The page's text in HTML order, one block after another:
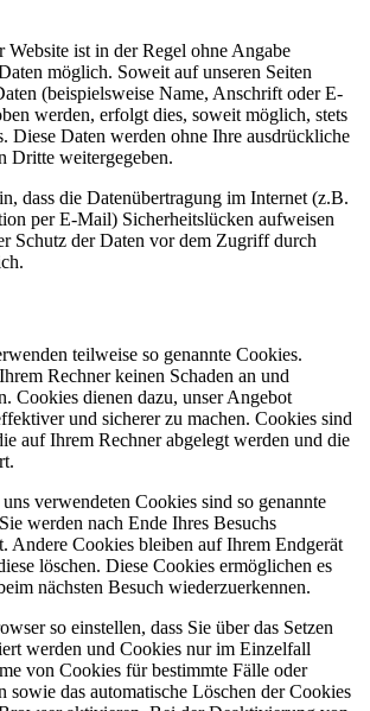
Website ist in der Regel ohne Angabe
möglich. Soweit auf unseren Seiten
(beispielsweise Name, Anschrift oder E-
werden, erfolgt dies, soweit möglich, stets
Diese Daten werden ohne Ihre ausdrückliche
Dritte weitergegeben.
dass die Datenübertragung im Internet (z.B.
per E-Mail) Sicherheitslücken aufweisen
Schutz der Daten vor dem Zugriff durch
teilweise so genannte Cookies.
Rechner keinen Schaden an und
Cookies dienen dazu, unser Angebot
und sicherer zu machen. Cookies sind
auf Ihrem Rechner abgelegt werden und die
verwendeten Cookies sind so genannte
werden nach Ende Ihres Besuchs
Andere Cookies bleiben auf Ihrem Endgerät
löschen. Diese Cookies ermöglichen es
nächsten Besuch wiederzuerkennen.
so einstellen, dass Sie über das Setzen
werden und Cookies nur im Einzelfall
von Cookies für bestimmte Fälle oder
sowie das automatische Löschen der Cookies